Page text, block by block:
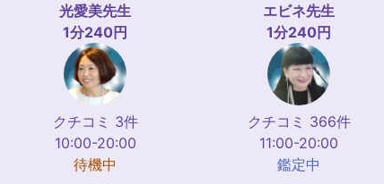
光愛美先生
1分240円
クチコミ 3件
10:00-20:00
待機中
エビネ先生
1分240円
クチコミ 366件
11:00-20:00
鑑定中